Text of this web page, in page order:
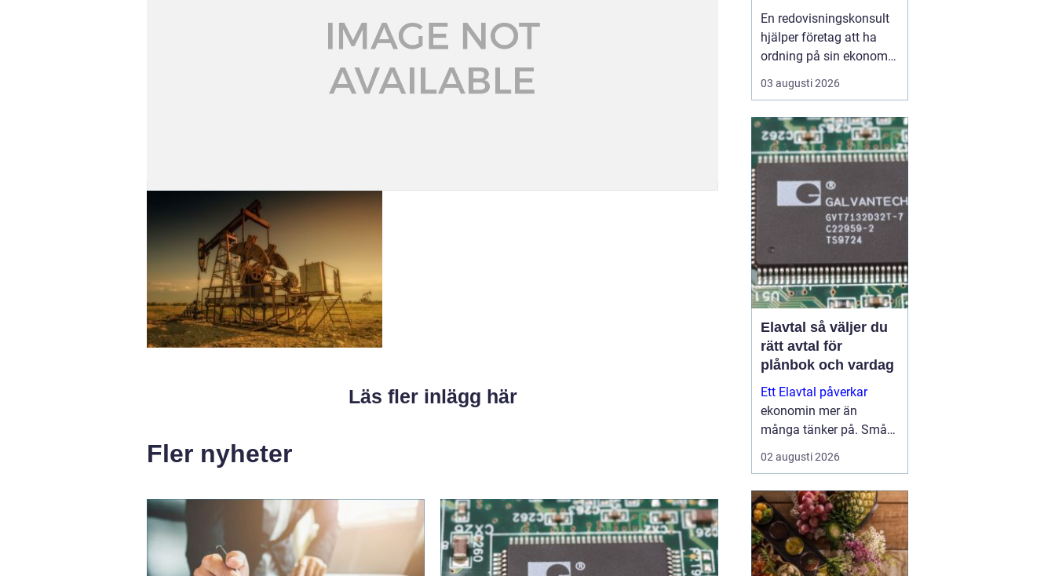
Läs fler inlägg här
Fler nyheter
ekonomin
En redovisningskonsult
hjälper företag att ha
ordning på sin ekonomi,
följa lagar och ta klokare
beslut med hjälp av
ägarledda bolag i
Göteborg är en kunnig
skillnaden mellan stress
och kontroll i vardagen...
03 augusti 2026
Elavtal så väljer du
rätt avtal för
plånbok och vardag
Ett Elavtal påverkar
ekonomin mer än
många tänker på. Små
skillnader i pris,
bindningstid och villkor
ett år. Samtidigt har
elmarknaden blivit mer
komplex, med timp...
02 augusti 2026